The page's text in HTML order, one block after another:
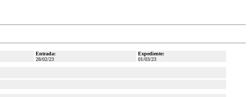
Entrada:
28/02/23
Expediente:
01/03/23